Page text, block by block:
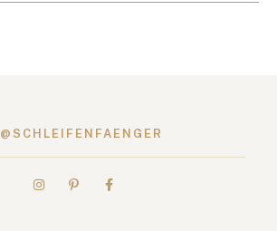
@SCHLEIFENFAENGER